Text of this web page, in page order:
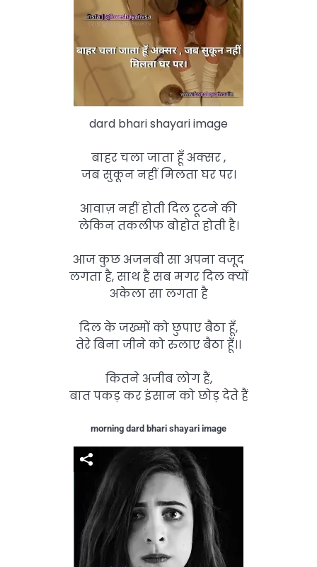
dard bhari shayari image
बाहर चला जाता हूँ अक्सर ,
जब सुकून नहीं मिलता घर पर।
आवाज़ नहीं होती दिल टूटने की
लेकिन तकलीफ बोहोत होती है।
आज कुछ अजनबी सा अपना वजूद
लगता है, साथ हैं सब मगर दिल क्यों
अकेला सा लगता है
दिल के जख्मों को छुपाए बैठा हूँ,
तेरे बिना जीने को रुलाए बैठा हूँ।।
कितने अजीब लोग हैं,
बात पकड़ कर इंसान को छोड़ देते हैं
morning dard bhari shayari image